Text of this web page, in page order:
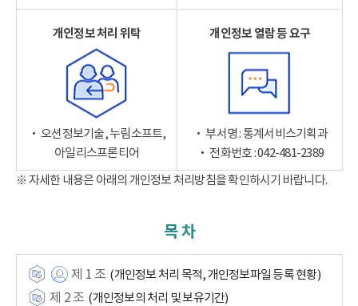
개인정보 처리 위탁
‧ 오션정보기술, 누림소프트,
아일리스프론티어
개인정보 열람 등 요구
‧ 부서명 : 통계서비스기획과
‧ 전화번호 : 042-481-2389
※ 자세한 내용은 아래의 개인정보 처리방침을 확인하시기 바랍니다.
목 차
제 1 조 (개인정보 처리 목적, 개인정보파일 등록 현황)
제 2 조 (개인정보의 처리 및 보유기간)